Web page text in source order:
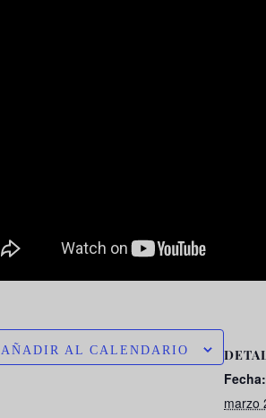
AÑADIR AL CALENDARIO
Fecha:
marzo